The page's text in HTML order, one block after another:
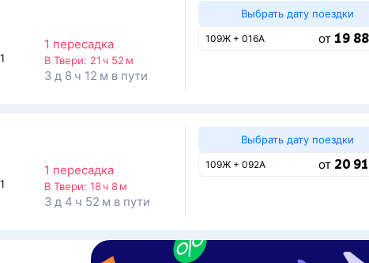
1 пересадка
В Твери: 21 ч 52 м
3 д 8 ч 12 м в пути
Выбрать дату поездки
109Ж + 016А от 19
1 пересадка
В Твери: 18 ч 8 м
3 д 4 ч 52 м в пути
Выбрать дату поездки
109Ж + 092А от 20